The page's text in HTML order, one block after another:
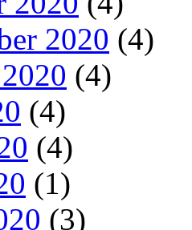
2020 (4)
(4)
(4)
(4)
(1)
(3)